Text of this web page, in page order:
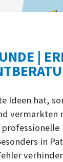
|
Ideen hat,
vermarkten
in